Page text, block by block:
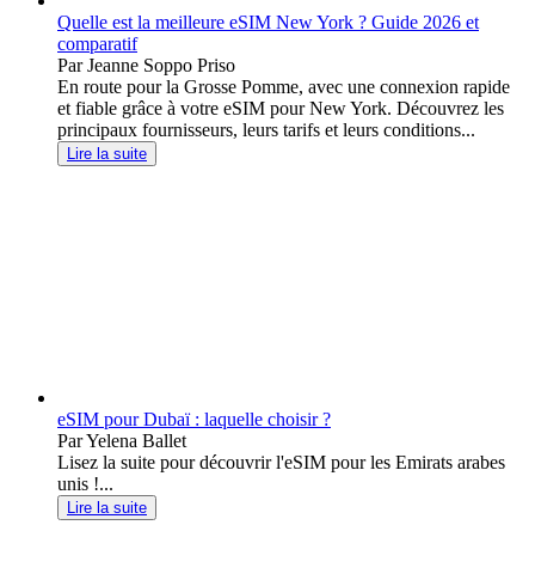
Quelle est la meilleure eSIM New York ? Guide 2026 et
comparatif
Par Jeanne Soppo Priso
En route pour la Grosse Pomme, avec une connexion rapide
et fiable grâce à votre eSIM pour New York. Découvrez les
principaux fournisseurs, leurs tarifs et leurs conditions...
Lire la suite
eSIM pour Dubaï : laquelle choisir ?
Par Yelena Ballet
Lisez la suite pour découvrir l'eSIM pour les Emirats arabes
unis !...
Lire la suite